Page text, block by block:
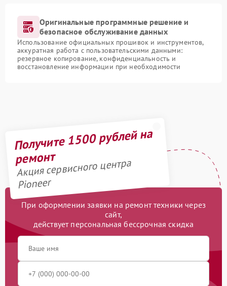
Оригинальные программные решение и
безопасное обслуживание данных
Использование официальных прошивок и инструментов,
аккуратная работа с пользовательскими данными:
резервное копирование, конфиденциальность и
восстановление информации при необходимости
Получите 1500 рублей на
ремонт
Акция сервисного центра
Pioneer
При оформлении заявки на ремонт техники через
сайт,
действует персональная бессрочная скидка